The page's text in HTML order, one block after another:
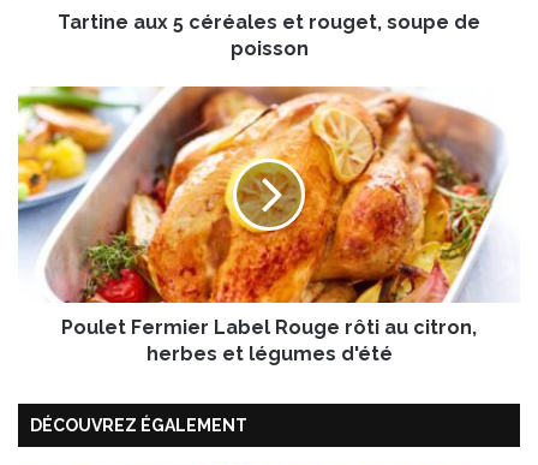
é
é
a
l
e
g
t
Tartine aux 5 céréales et rouget, soupe de
poisson
P
o
u
l
e
t
r
a
Poulet Fermier Label Rouge rôti au citron,
herbes et légumes d'été
DÉCOUVREZ ÉGALEMENT